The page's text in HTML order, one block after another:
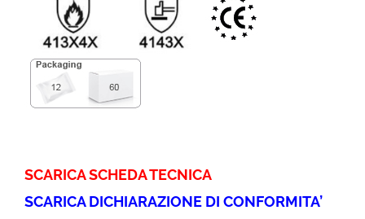
SCARICA SCHEDA TECNICA
SCARICA DICHIARAZIONE DI CONFORMITA’